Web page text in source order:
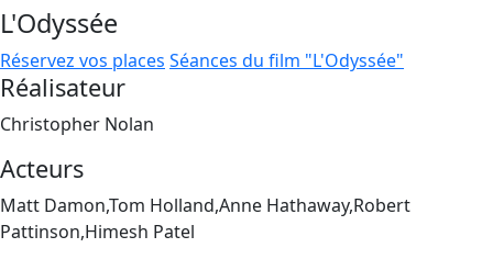
L'Odyssée
Réservez vos places Séances du film "L'Odyssée"
Réalisateur
Christopher Nolan
Acteurs
Matt Damon,Tom Holland,Anne Hathaway,Robert
Pattinson,Himesh Patel